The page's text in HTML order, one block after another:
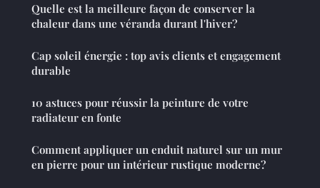
Quelle est la meilleure façon de conserver la
chaleur dans une véranda durant l'hiver?
Cap soleil énergie : top avis clients et engagement
durable
10 astuces pour réussir la peinture de votre
radiateur en fonte
Comment appliquer un enduit naturel sur un mur
en pierre pour un intérieur rustique moderne?